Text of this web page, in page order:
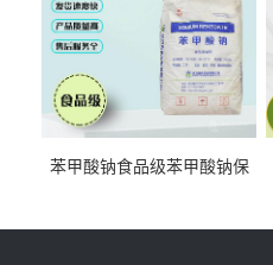
苯甲酸钠食品级苯甲酸钠保